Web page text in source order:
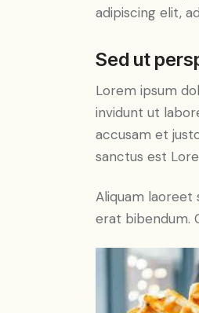
adipiscing elit,
Sed ut
Lorem ipsum
invidunt ut
accusam et
sanctus est
Aliquam laoreet
erat bibendum.